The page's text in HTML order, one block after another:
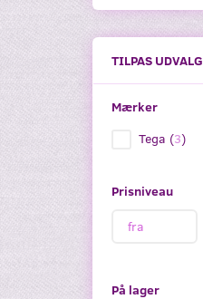
TILPAS UDVALG
Mærker
Tega (3)
Prisniveau
På lager